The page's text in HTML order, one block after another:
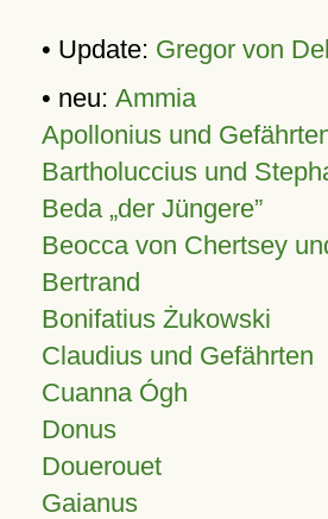
• Update: Gregor von
• neu: Ammia
Apollonius und
Bartholuccius und
Beda „der Jüngere”
Beocca von Chertsey
Bertrand
Bonifatius Żukowski
Claudius und Gefährten
Cuanna Ógh
Donus
Douerouet
Gaianus